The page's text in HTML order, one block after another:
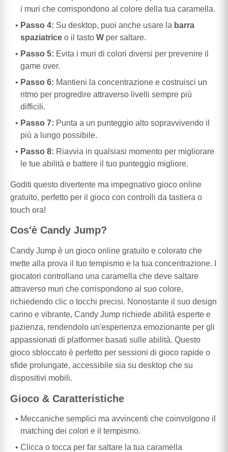
i muri che corrispondono al colore della tua caramella.
Passo 4: Su desktop, puoi anche usare la barra
spaziatrice o il tasto W per saltare.
Passo 5: Evita i muri di colori diversi per prevenire il
game over.
Passo 6: Mantieni la concentrazione e costruisci un
ritmo per progredire attraverso livelli sempre più
difficili.
Passo 7: Punta a un punteggio alto sopravvivendo il
più a lungo possibile.
Passo 8: Riavvia in qualsiasi momento per migliorare
le tue abilità e battere il tuo punteggio migliore.
Goditi questo divertente ma impegnativo gioco online
gratuito, perfetto per il gioco con controlli da tastiera o
touch ora!
Cos'è Candy Jump?
Candy Jump è un gioco online gratuito e colorato che
mette alla prova il tuo tempismo e la tua concentrazione. I
giocatori controllano una caramella che deve saltare
attraverso muri che corrispondono al suo colore,
richiedendo clic o tocchi precisi. Nonostante il suo design
carino e vibrante, Candy Jump richiede abilità esperte e
pazienza, rendendolo un'esperienza emozionante per gli
appassionati di platformer basati sulle abilità. Questo
gioco sbloccato è perfetto per sessioni di gioco rapide o
sfide prolungate, accessibile sia su desktop che su
dispositivi mobili.
Gioco & Caratteristiche
Meccaniche semplici ma avvincenti che coinvolgono il
matching dei colori e il tempismo.
Clicca o tocca per far saltare la tua caramella